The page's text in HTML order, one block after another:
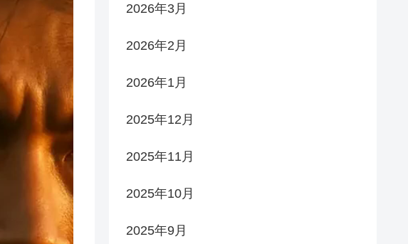
2026年3月
2026年2月
2026年1月
2025年12月
2025年11月
2025年10月
2025年9月